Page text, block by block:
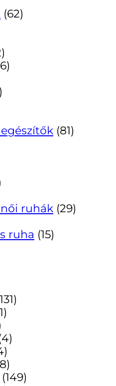
(62)
(81)
ruhák (29)
ruha (15)
(149)